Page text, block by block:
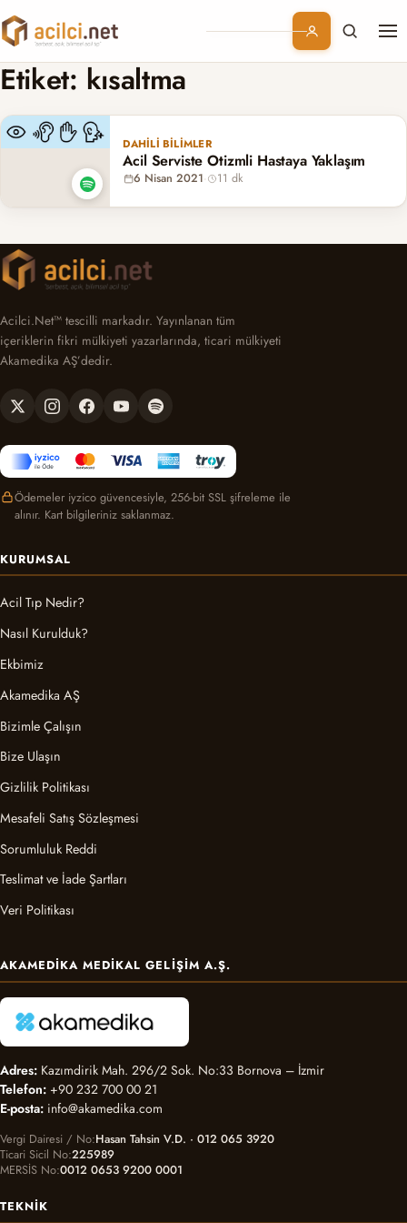
Branşlar
Konular
Kurumsal
Etiket: kısaltma
DAHILI BILIMLER
Acil Serviste Otizmli Hastaya Yaklaşım
6 Nisan 2021· 11 dk
Acilci.Net™ tescilli markadır. Yayınlanan tüm
içeriklerin fikri mülkiyeti yazarlarında, ticari mülkiyeti
Akamedika AŞ’dedir.
Ödemeler iyzico güvencesiyle, 256-bit SSL şifreleme ile
alınır. Kart bilgileriniz saklanmaz.
KURUMSAL
Acil Tıp Nedir?
Nasıl Kurulduk?
Ekbimiz
Akamedika AŞ
Bizimle Çalışın
Bize Ulaşın
Gizlilik Politikası
Mesafeli Satış Sözleşmesi
Sorumluluk Reddi
Teslimat ve İade Şartları
Veri Politikası
AKAMEDIKA MEDIKAL GELIŞIM A.Ş.
Adres: Kazımdirik Mah. 296/2 Sok. No:33 Bornova – İzmir
Telefon: +90 232 700 00 21
E-posta: info@akamedika.com
Vergi Dairesi / No Hasan Tahsin V.D. · 012 065 3920
Ticari Sicil No 225989
MERSİS No 0012 0653 9200 0001
TEKNIK